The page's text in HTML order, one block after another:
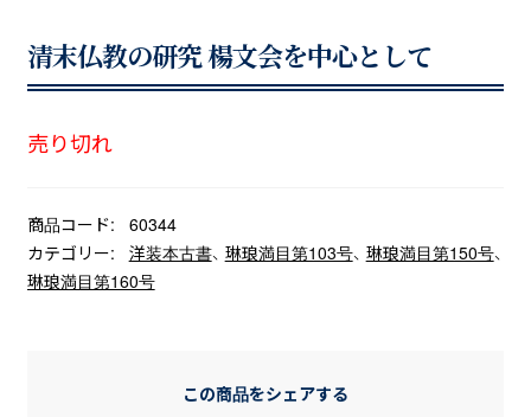
清末仏教の研究 楊文会を中心として
売り切れ
商品コード:
60344
カテゴリー:
洋装本古書、 琳琅満目第103号、 琳琅満目第150号、
琳琅満目第160号
この商品をシェアする